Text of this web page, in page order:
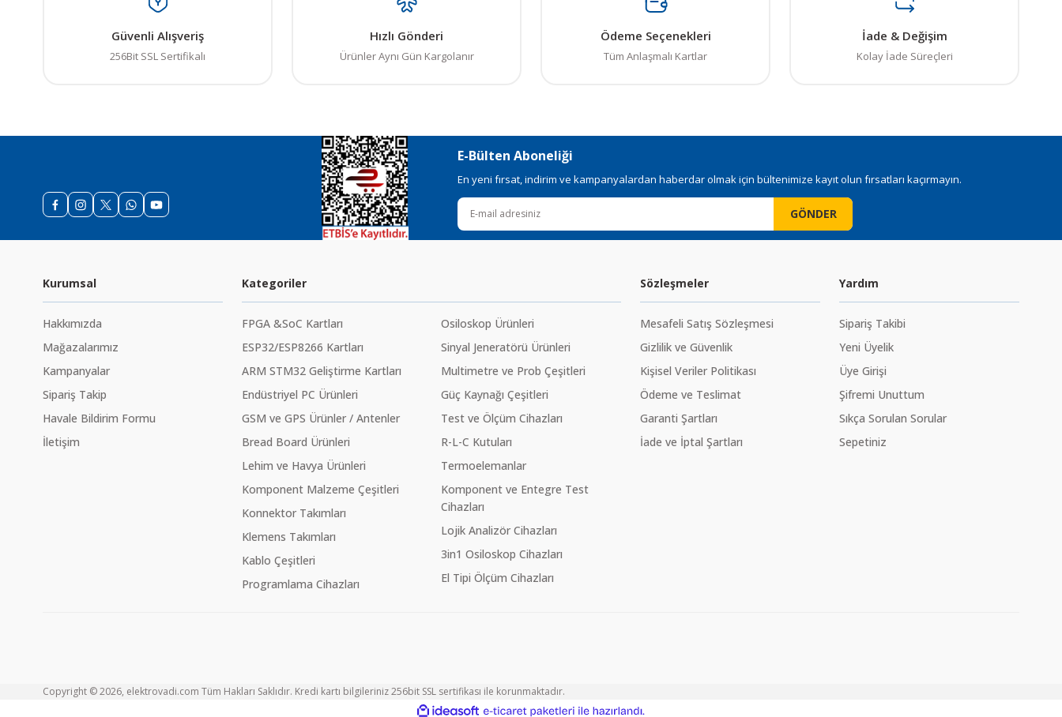
Güvenli Alışveriş
256Bit SSL Sertifikalı
Hızlı Gönderi
Ürünler Aynı Gün Kargolanır
Ödeme Seçenekleri
Tüm Anlaşmalı Kartlar
İade & Değişim
Kolay İade Süreçleri
E-Bülten Aboneliği
En yeni fırsat, indirim ve kampanyalardan haberdar olmak için bültenimize kayıt olun fırsatları kaçırmayın.
GÖNDER
Kurumsal
Hakkımızda
Mağazalarımız
Kampanyalar
Sipariş Takip
Havale Bildirim Formu
İletişim
Kategoriler
FPGA &SoC Kartları
ESP32/ESP8266 Kartları
ARM STM32 Geliştirme Kartları
Endüstriyel PC Ürünleri
GSM ve GPS Ürünler / Antenler
Bread Board Ürünleri
Lehim ve Havya Ürünleri
Komponent Malzeme Çeşitleri
Konnektor Takımları
Klemens Takımları
Kablo Çeşitleri
Programlama Cihazları
Osiloskop Ürünleri
Sinyal Jeneratörü Ürünleri
Multimetre ve Prob Çeşitleri
Güç Kaynağı Çeşitleri
Test ve Ölçüm Cihazları
R-L-C Kutuları
Termoelemanlar
Komponent ve Entegre Test
Cihazları
Lojik Analizör Cihazları
3in1 Osiloskop Cihazları
El Tipi Ölçüm Cihazları
Sözleşmeler
Mesafeli Satış Sözleşmesi
Gizlilik ve Güvenlik
Kişisel Veriler Politikası
Ödeme ve Teslimat
Garanti Şartları
İade ve İptal Şartları
Yardım
Sipariş Takibi
Yeni Üyelik
Üye Girişi
Şifremi Unuttum
Sıkça Sorulan Sorular
Sepetiniz
Copyright © 2026, elektrovadi.com Tüm Hakları Saklıdır. Kredi kartı bilgileriniz 256bit SSL sertifikası ile korunmaktadır.
ideasoft e-